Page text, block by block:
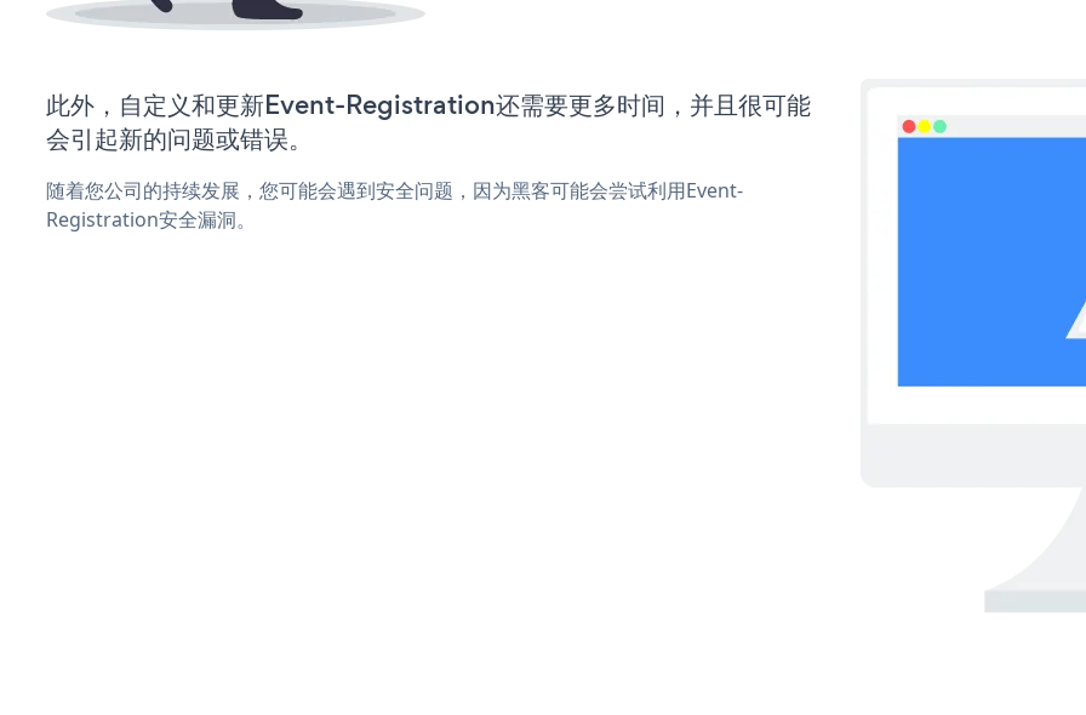
此外，自定义和更新Event-Registration还需要更多时间，并且很可能
会引起新的问题或错误。
随着您公司的持续发展，您可能会遇到安全问题，因为黑客可能会尝试利用Event-
Registration安全漏洞。